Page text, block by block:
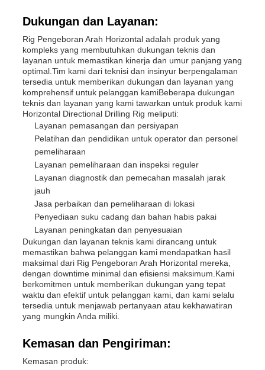
Dukungan dan Layanan:
Rig Pengeboran Arah Horizontal adalah produk yang
kompleks yang membutuhkan dukungan teknis dan
layanan untuk memastikan kinerja dan umur panjang yang
optimal.Tim kami dari teknisi dan insinyur berpengalaman
tersedia untuk memberikan dukungan dan layanan yang
komprehensif untuk pelanggan kamiBeberapa dukungan
teknis dan layanan yang kami tawarkan untuk produk kami
Horizontal Directional Drilling Rig meliputi:
Layanan pemasangan dan persiyapan
Pelatihan dan pendidikan untuk operator dan personel
pemeliharaan
Layanan pemeliharaan dan inspeksi reguler
Layanan diagnostik dan pemecahan masalah jarak
jauh
Jasa perbaikan dan pemeliharaan di lokasi
Penyediaan suku cadang dan bahan habis pakai
Layanan peningkatan dan penyesuaian
Dukungan dan layanan teknis kami dirancang untuk
memastikan bahwa pelanggan kami mendapatkan hasil
maksimal dari Rig Pengeboran Arah Horizontal mereka,
dengan downtime minimal dan efisiensi maksimum.Kami
berkomitmen untuk memberikan dukungan yang tepat
waktu dan efektif untuk pelanggan kami, dan kami selalu
tersedia untuk menjawab pertanyaan atau kekhawatiran
yang mungkin Anda miliki.
Kemasan dan Pengiriman:
Kemasan produk: